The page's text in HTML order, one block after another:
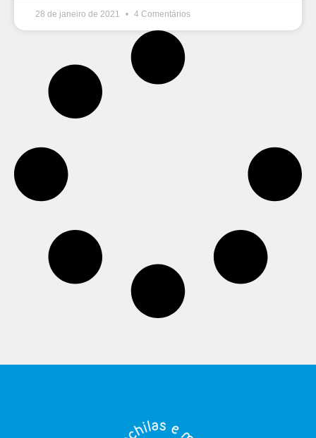
28 de janeiro de 2021 4 Comentários